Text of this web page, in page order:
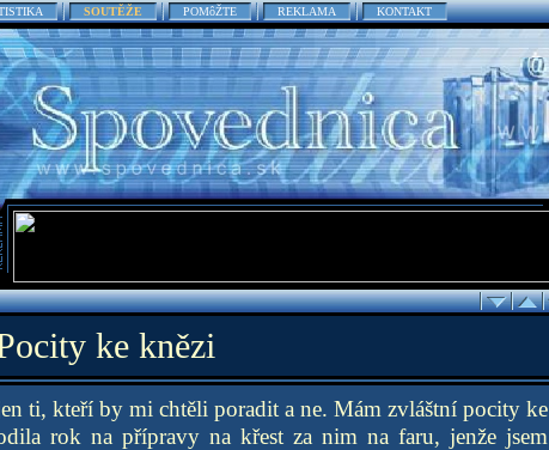
SOUTĚŽE POMôŽTE REKLAMA KONTAKT
ke knězi
ti, kteří by mi chtěli poradit a ne. Mám zvláštní pocity ke
rok na přípravy na křest za nim na faru, jenže jsem